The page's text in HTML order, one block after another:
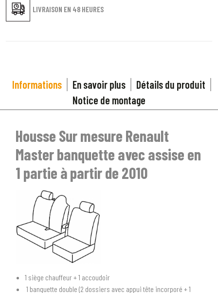
LIVRAISON EN 48 HEURES
Informations En savoir plus
Détails du produit
Notice de montage
Housse Sur mesure Renault
Master banquette avec assise en
1 partie à partir de 2010
1 siège chauffeur + 1 accoudoir
1 banquette double (2 dossiers avec appui tête incorporé + 1